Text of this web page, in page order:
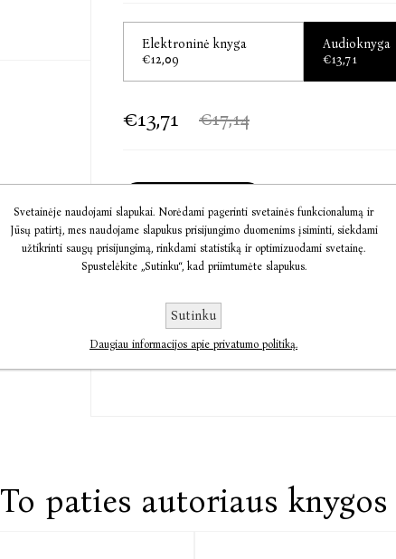
gėrio. Knygoje skamba kultinio siaubo
nepamirštamai nagrinėja, ko reikia, kad
jo atmainomis.
The New York Times
Elektroninė knyga
€12,09
Audioknyga
€13,71
€13,71 €17,14
Informacija
Susisiekite
To paties autoriaus knygos
Svetainėje naudojami slapukai. Norėdami pagerinti svetainės funkcionalumą ir
Jūsų patirtį, mes naudojame slapukus prisijungimo duomenims įsiminti, siekdami
užtikrinti saugų prisijungimą, rinkdami statistiką ir optimizuodami svetainę.
Spustelėkite „Sutinku“, kad priimtumėte slapukus.
Sutinku
Daugiau informacijos apie privatumo politiką.